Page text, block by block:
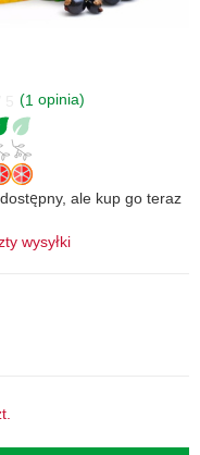
(1 opinia)
ale kup go teraz
wysyłki